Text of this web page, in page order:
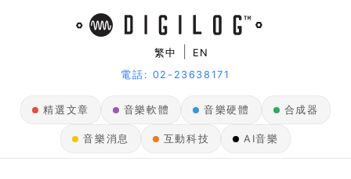
繁中
EN
電話: 02-23638171
精選文章 音樂軟體 音樂硬體 合成器
音樂消息 互動科技 AI音樂